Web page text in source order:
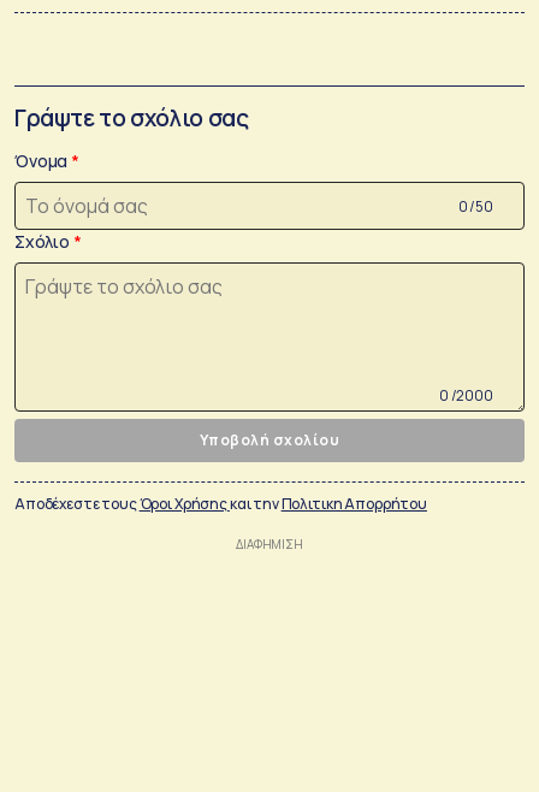
Γράψτε το σχόλιο σας
Όνομα
0 /50
Σχόλιο
0 /2000
Υποβολή σχολίου
Αποδέχεστε τουςΌροι Χρήσηςκαι τηνΠολιτικη Απορρήτου